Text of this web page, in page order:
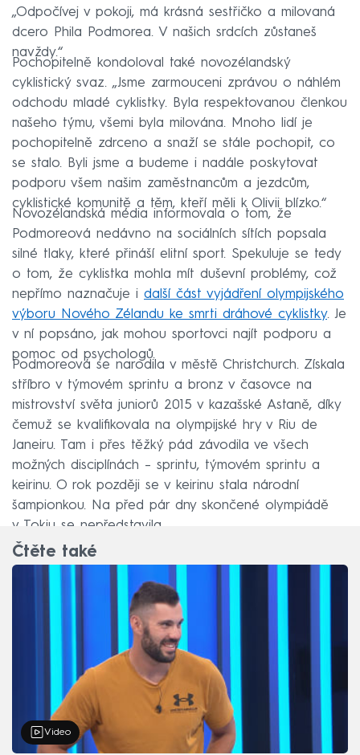
„Odpočívej v pokoji, má krásná sestřičko a milovaná
dcero Phila Podmorea. V našich srdcích zůstaneš
navždy.“
Pochopitelně kondoloval také novozélandský
cyklistický svaz. „Jsme zarmouceni zprávou o náhlém
odchodu mladé cyklistky. Byla respektovanou členkou
našeho týmu, všemi byla milována. Mnoho lidí je
pochopitelně zdrceno a snaží se stále pochopit, co
se stalo. Byli jsme a budeme i nadále poskytovat
podporu všem našim zaměstnancům a jezdcům,
cyklistické komunitě a těm, kteří měli k Olivii blízko.“
Novozélandská média informovala o tom, že
Podmoreová nedávno na sociálních sítích popsala
silné tlaky, které přináší elitní sport. Spekuluje se tedy
o tom, že cyklistka mohla mít duševní problémy, což
nepřímo naznačuje i další část vyjádření olympijského
výboru Nového Zélandu ke smrti dráhové cyklistky. Je
v ní popsáno, jak mohou sportovci najít podporu a
pomoc od psychologů.
Podmoreová se narodila v městě Christchurch. Získala
stříbro v týmovém sprintu a bronz v časovce na
mistrovství světa juniorů 2015 v kazašské Astaně, díky
čemuž se kvalifikovala na olympijské hry v Riu de
Janeiru. Tam i přes těžký pád závodila ve všech
možných disciplínách – sprintu, týmovém sprintu a
keirinu. O rok později se v keirinu stala národní
šampionkou. Na před pár dny skončené olympiádě
v Tokiu se nepředstavila.
Čtěte také
Video